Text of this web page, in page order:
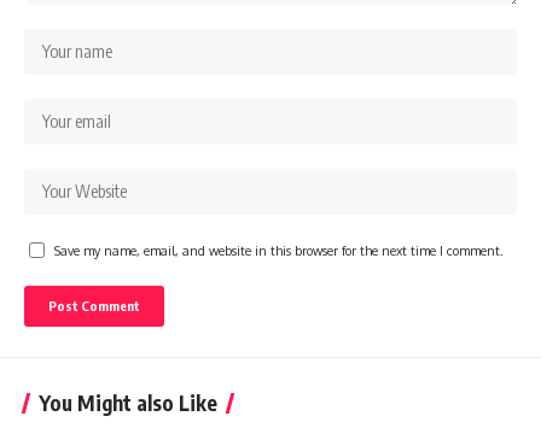
Save my name, email, and website in this browser for the next time I comment.
You Might also Like